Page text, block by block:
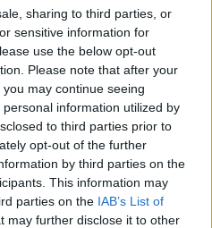
sharing to third parties, or
sensitive information for
use the below opt-out
Please note that after your
may continue seeing
information utilized by
to third parties prior to
opt-out of the further
by third parties on the
This information may
parties on the IAB’s List of
may further disclose it to other